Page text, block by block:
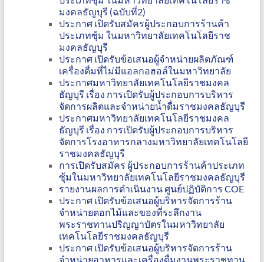
มงคลธัญบุรี (ฉบับที่2)
ประกาศ เปิดรับสมัครผู้ประกอบการร้านค้า
ประเภทซุ้ม ในมหาวิทยาลัยเทคโนโลยีราช
มงคลธัญบุรี
ประกาศ เปิดรับข้อเสนอผู้จำหน่ายผลิตภัณฑ์
เครื่องดื่มที่ไม่มีแอลกอฮอล์ในมหาวิทยาลัย
ประกาศมหาวิทยาลัยเทคโนโลยีราชมงคล
ธัญบุรี เรื่อง การเปิดรับผู้ประกอบการบริหาร
จัดการผลิตและจำหน่ายน้ำดื่มราชมงคลธัญบุรี
ประกาศมหาวิทยาลัยเทคโนโลยีราชมงคล
ธัญบุรี เรื่อง การเปิดรับผู้ประกอบการบริหาร
จัดการโรงอาหารกลางมหาวิทยาลัยเทคโนโลยี
ราชมงคลธัญบุรี
การเปิดรับสมัคร ผู้ประกอบการร้านค้าประเภท
ซุ้มในมหาวิทยาลัยเทคโนโลยีราชมงคลธัญบุรี
รายงานผลการดำเนินงาน ศูนย์ปฏิบัติการ COE
ประกาศ เปิดรับข้อเสนอผู้บริหารจัดการร้าน
จำหน่ายดอกไม้และของที่ระลึกงาน
พระราชทานปริญญาบัตรในมหาวิทยาลัย
เทคโนโลยีราชมงคลธัญบุรี
ประกาศ เปิดรับข้อเสนอผู้บริหารจัดการร้าน
จำหน่ายอาหารและเครื่องดื่มงานพระราชทาน